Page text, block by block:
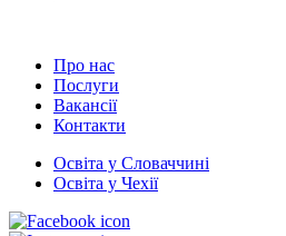
Про нас
Послуги
Вакансії
Контакти
Освіта у Словаччині
Освіта у Чехії